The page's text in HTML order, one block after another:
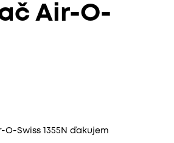
Air-O-
Swiss 1355N ďakujem